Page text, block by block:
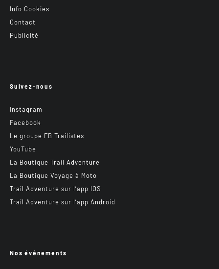
Info Cookies
Contact
Publicité
Suivez-nous
Instagram
Facebook
Le groupe FB Trailistes
YouTube
La Boutique Trail Adventure
La Boutique Voyage à Moto
Trail Adventure sur l’app IOS
Trail Adventure sur l’app Android
Nos événements